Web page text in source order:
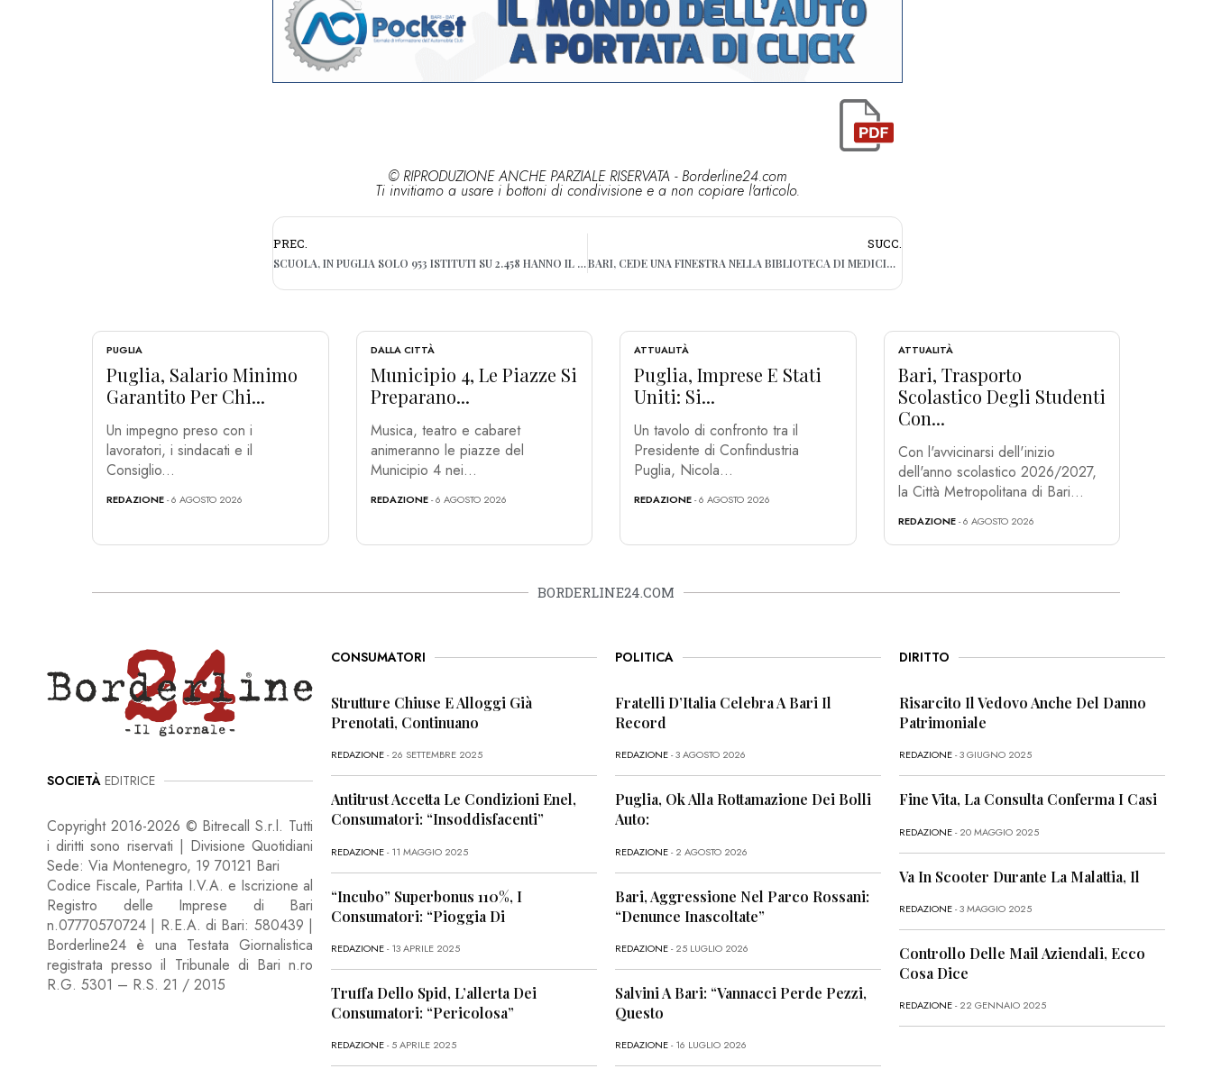
© RIPRODUZIONE ANCHE PARZIALE RISERVATA - Borderline24.com
Ti invitiamo a usare i bottoni di condivisione e a non copiare l'articolo.
PREC.
SCUOLA, IN PUGLIA SOLO 953 ISTITUTI SU 2.458 HANNO IL CERTIFICATO DI AGIBILITÀ
SUCC.
BARI, CEDE UNA FINESTRA NELLA BIBLIOTECA DI MEDICINA. GLI STUDENTI: “VOGLIAMO SPAZI SICURI”
PUGLIA
Puglia, Salario Minimo
Garantito Per Chi...
Un impegno preso con i
lavoratori, i sindacati e il
Consiglio...
REDAZIONE- 6 AGOSTO 2026
DALLA CITTÀ
Municipio 4, Le Piazze Si
Preparano...
Musica, teatro e cabaret
animeranno le piazze del
Municipio 4 nei...
REDAZIONE- 6 AGOSTO 2026
ATTUALITÀ
Puglia, Imprese E Stati
Uniti: Si...
Un tavolo di confronto tra il
Presidente di Confindustria
Puglia, Nicola...
REDAZIONE- 6 AGOSTO 2026
ATTUALITÀ
Bari, Trasporto
Scolastico Degli Studenti
Con...
Con l'avvicinarsi dell'inizio
dell'anno scolastico 2026/2027,
la Città Metropolitana di Bari...
REDAZIONE- 6 AGOSTO 2026
BORDERLINE24.COM
SOCIETÀ EDITRICE
Copyright 2016-2026 © Bitrecall S.r.l. Tutti
i diritti sono riservati | Divisione Quotidiani
Sede: Via Montenegro, 19 70121 Bari
Codice Fiscale, Partita I.V.A. e Iscrizione al
Registro delle Imprese di Bari
n.07770570724 | R.E.A. di Bari: 580439 |
Borderline24 è una Testata Giornalistica
registrata presso il Tribunale di Bari n.ro
R.G. 5301 – R.S. 21 / 2015
CONSUMATORI
Strutture Chiuse E Alloggi Già
Prenotati, Continuano
REDAZIONE- 26 SETTEMBRE 2025
Antitrust Accetta Le Condizioni Enel,
Consumatori: “Insoddisfacenti”
REDAZIONE- 11 MAGGIO 2025
“Incubo” Superbonus 110%, I
Consumatori: “Pioggia Di
REDAZIONE- 13 APRILE 2025
Truffa Dello Spid, L’allerta Dei
Consumatori: “Pericolosa”
REDAZIONE- 5 APRILE 2025
POLITICA
Fratelli D’Italia Celebra A Bari Il
Record
REDAZIONE- 3 AGOSTO 2026
Puglia, Ok Alla Rottamazione Dei Bolli
Auto:
REDAZIONE- 2 AGOSTO 2026
Bari, Aggressione Nel Parco Rossani:
“Denunce Inascoltate”
REDAZIONE- 25 LUGLIO 2026
Salvini A Bari: “Vannacci Perde Pezzi,
Questo
REDAZIONE- 16 LUGLIO 2026
DIRITTO
Risarcito Il Vedovo Anche Del Danno
Patrimoniale
REDAZIONE- 3 GIUGNO 2025
Fine Vita, La Consulta Conferma I Casi
REDAZIONE- 20 MAGGIO 2025
Va In Scooter Durante La Malattia, Il
REDAZIONE- 3 MAGGIO 2025
Controllo Delle Mail Aziendali, Ecco
Cosa Dice
REDAZIONE- 22 GENNAIO 2025